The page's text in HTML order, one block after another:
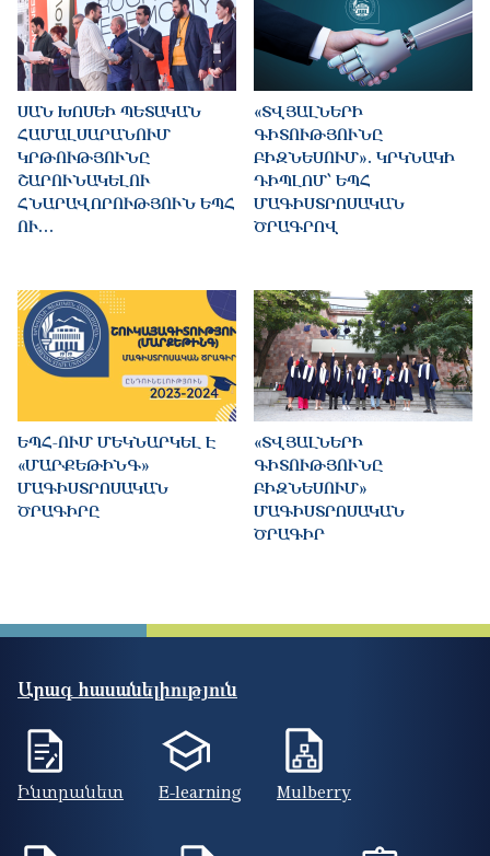
ՍԱՆ ԽՈՍԵԻ ՊԵՏԱԿԱՆ
ՀԱՄԱԼՍԱՐԱՆՈՒՄ
ԿՐԹՈՒԹՅՈՒՆԸ
ՇԱՐՈՒՆԱԿԵԼՈՒ
ՀՆԱՐԱՎՈՐՈՒԹՅՈՒՆ ԵՊՀ
ՈՒ…
«ՏՎՅԱԼՆԵՐԻ
ԳԻՏՈՒԹՅՈՒՆԸ
ԲԻԶՆԵՍՈՒՄ». ԿՐԿՆԱԿԻ
ԴԻՊԼՈՄ՝ ԵՊՀ
ՄԱԳԻՍՏՐՈՍԱԿԱՆ
ԾՐԱԳՐՈՎ
ԵՊՀ-ՈՒՄ ՄԵԿՆԱՐԿԵԼ Է
«ՄԱՐՔԵԹԻՆԳ»
ՄԱԳԻՍՏՐՈՍԱԿԱՆ
ԾՐԱԳԻՐԸ
«ՏՎՅԱԼՆԵՐԻ
ԳԻՏՈՒԹՅՈՒՆԸ
ԲԻԶՆԵՍՈՒՄ»
ՄԱԳԻՍՏՐՈՍԱԿԱՆ
ԾՐԱԳԻՐ
Արագ հասանելիություն
Ինտրանետ E-learning Mulberry